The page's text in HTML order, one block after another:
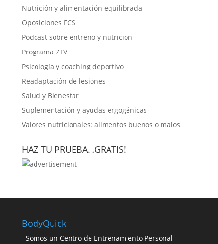
Nutrición y alimentación equilibrada
Oposiciones FCS
Podcast sobre entreno y nutrición
Programa 7TV
Psicología y coaching deportivo
Readaptación de lesiones
Salud y Bienestar
Suplementación y ayudas ergogénicas
Valores nutricionales: alimentos buenos o malos
HAZ TU PRUEBA…GRATIS!
BodyQuick
Somos un Centro de Entrenamiento Personal